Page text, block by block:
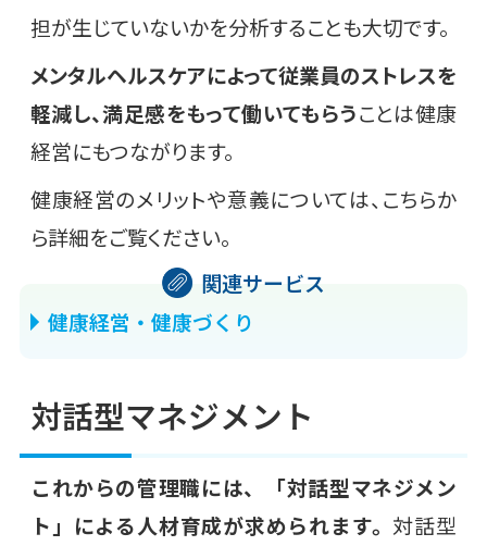
担が生じていないかを分析することも大切です。
メンタルヘルスケアによって従業員のストレスを
軽減し、満足感をもって働いてもらうことは健康
経営にもつながります。
健康経営のメリットや意義については、こちらか
ら詳細をご覧ください。
健康経営・健康づくり
対話型マネジメント
これからの管理職には、「対話型マネジメン
ト」による人材育成が求められます。 対話型